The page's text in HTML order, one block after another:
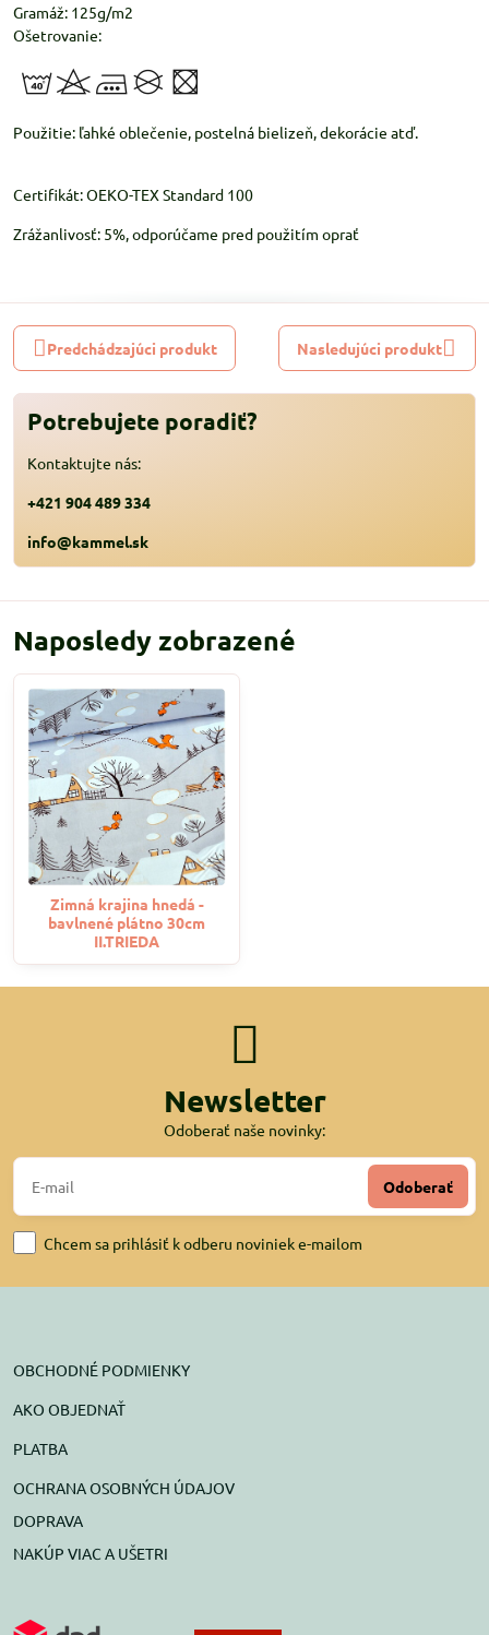
Gramáž: 125g/m2
Ošetrovanie:
Použitie: ľahké oblečenie, postelná bielizeň, dekorácie atď.
Certifikát: OEKO-TEX Standard 100
Zrážanlivosť: 5%, odporúčame pred použitím oprať
Predchádzajúci produkt Nasledujúci produkt
Potrebujete poradiť?
Kontaktujte nás:
+421 904 489 334
info@kammel.sk
Naposledy zobrazené
Zimná krajina hnedá -
bavlnené plátno 30cm
II.TRIEDA
Newsletter
Odoberať naše novinky:
Odoberať
Chcem sa prihlásiť k odberu noviniek e-mailom
OBCHODNÉ PODMIENKY
AKO OBJEDNAŤ
PLATBA
OCHRANA OSOBNÝCH ÚDAJOV
DOPRAVA
NAKÚP VIAC A UŠETRI